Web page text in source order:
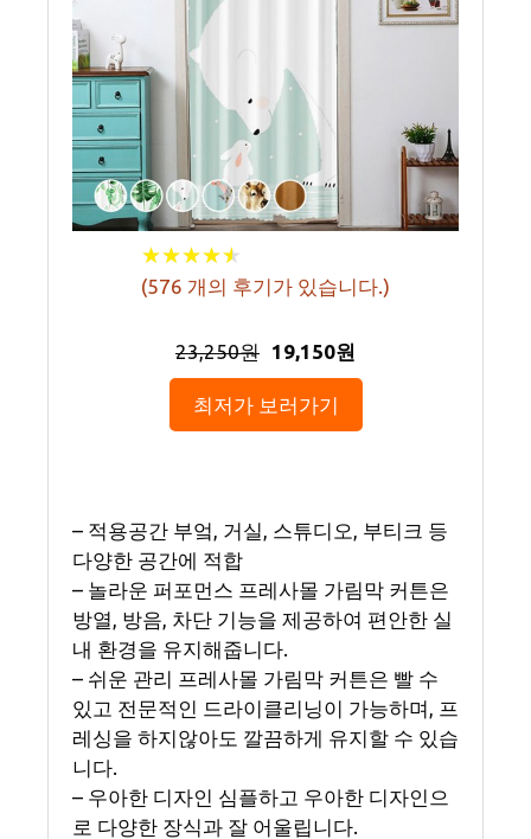
★★★★★
★★★★★
(576 개의 후기가 있습니다.)
23,250원 19,150원
최저가 보러가기
– 적용공간 부엌, 거실, 스튜디오, 부티크 등
다양한 공간에 적합
– 놀라운 퍼포먼스 프레사몰 가림막 커튼은
방열, 방음, 차단 기능을 제공하여 편안한 실
내 환경을 유지해줍니다.
– 쉬운 관리 프레사몰 가림막 커튼은 빨 수
있고 전문적인 드라이클리닝이 가능하며, 프
레싱을 하지않아도 깔끔하게 유지할 수 있습
니다.
– 우아한 디자인 심플하고 우아한 디자인으
로 다양한 장식과 잘 어울립니다.